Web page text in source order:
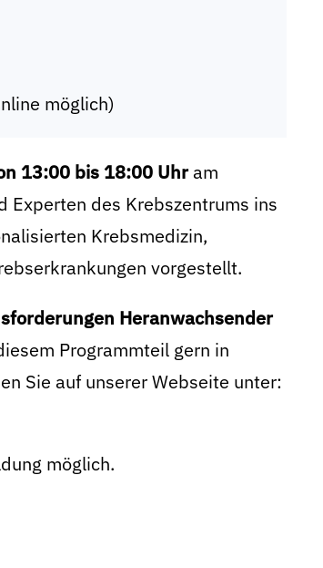
möglich)
13:00 bis 18:00 Uhram
Experten des Krebszentrums ins
Krebsmedizin,
vorgestellt.
Heranwachsender
Programmteil gern in
Sie auf unserer Webseite unter:
möglich.